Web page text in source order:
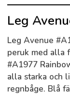
Leg
Leg Avenue
peruk med alla
#A1977
alla starka och
regnbåge. Blå